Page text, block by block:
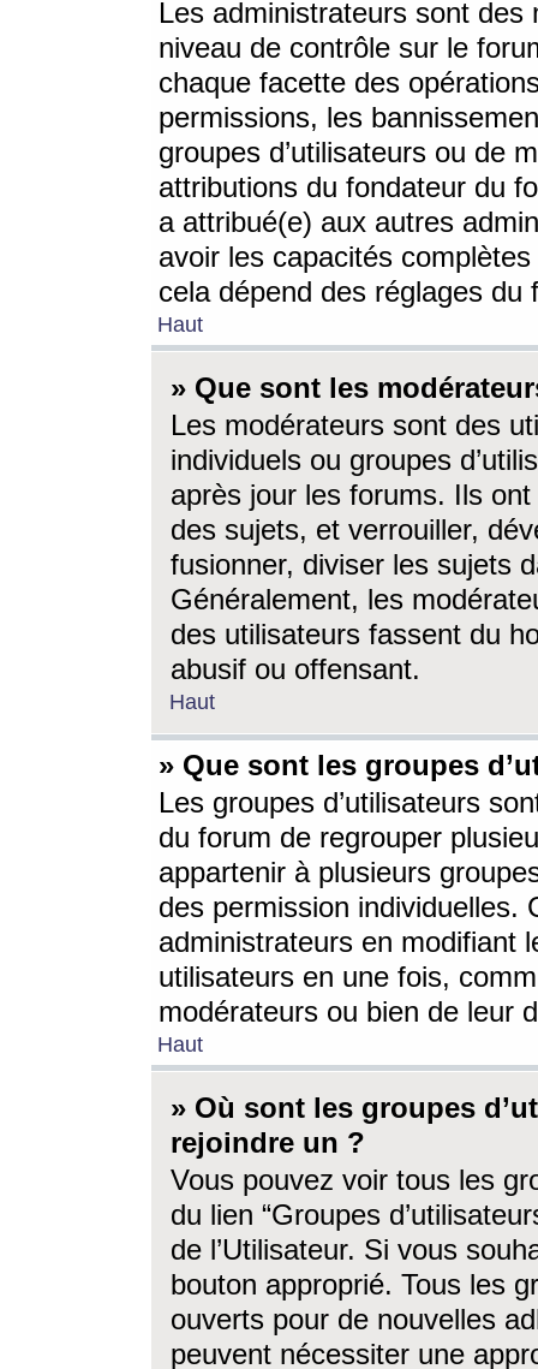
Les administrateurs sont
niveau de contrôle sur le
chaque facette des
permissions, les
groupes d’utilisateurs ou de
attributions du fondateur du
a attribué(e) aux autres
avoir les capacités
cela dépend des réglages du
Haut
» Que sont les
Les modérateurs sont des
individuels ou groupes
après jour les forums. Ils ont
des sujets, et verrouiller,
fusionner, diviser les sujets
Généralement, les
des utilisateurs fassent du
abusif ou offensant.
Haut
» Que sont les groupes
Les groupes d’utilisateurs
du forum de regrouper
appartenir à plusieurs
des permission individuelles.
administrateurs en modifiant
utilisateurs en une fois,
modérateurs ou bien de leur
Haut
» Où sont les groupes
rejoindre un ?
Vous pouvez voir tous les
du lien “Groupes
de l’Utilisateur. Si vous
bouton approprié. Tous les
ouverts pour de nouvelles
peuvent nécessiter une